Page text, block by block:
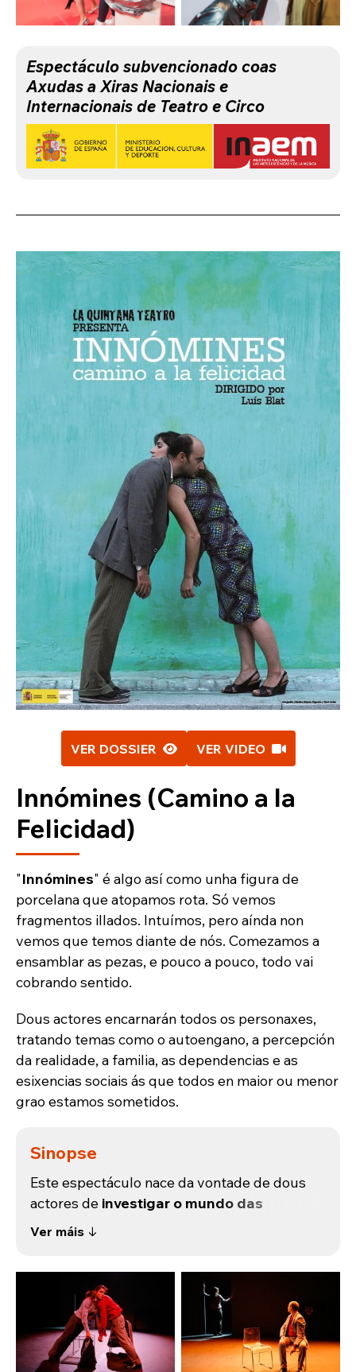
Espectáculo subvencionado coas
Axudas a Xiras Nacionais e
Internacionais de Teatro e Circo
VER DOSSIER VER VIDEO
Innómines (Camino a la
Felicidad)
"Innómines" é algo así como unha figura de
porcelana que atopamos rota. Só vemos
fragmentos illados. Intuímos, pero aínda non
vemos que temos diante de nós. Comezamos a
ensamblar as pezas, e pouco a pouco, todo vai
cobrando sentido.
Dous actores encarnarán todos os personaxes,
tratando temas como o autoengano, a percepción
da realidade, a familia, as dependencias e as
esixencias sociais ás que todos en maior ou menor
grao estamos sometidos.
Sinopse
Este espectáculo nace da vontade de dous
actores de investigar o mundo das
adiccións
expresión maioritaria un cúmulo de tópicos
máis ou menos ben intencionados, máis ou
menos interesados.
Para intentar combatelos decidimos
escoitar… O curioso era comprobar que
Ver máis ↓